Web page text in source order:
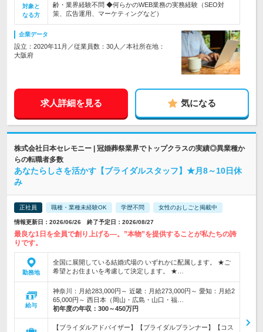
対象と
なる方
齢・業界経験不問 ◆何らかのWEB業務の実務経験（SEO対
策、広告運用、マーケティングなど）
企業データ
設立：2020年11月／従業員数：30人／本社所在地：
大阪府
求人詳細を見る 気になる
株式会社日本セレモニー | 冠婚葬祭業界でトップクラスの実績◎異業種か
らの転職者多数
あなたらしさを活かす【ブライダルスタッフ】★月8～10日休
み
正社員 職種・業種未経験OK 学歴不問 女性のおしごと掲載中
情報更新日：2026/06/26 終了予定日：2026/08/27
最良な1日を全員で創り上げる―。”本物”を提供することが私たちの誇
りです。
勤務地
全国に展開している結婚式場の いずれかに配属します。 ★ご
希望とお住まいを考慮して決定します。 ★…
給与
神奈川：月給283,000円～ 近畿：月給273,000円～ 愛知：月給2
65,000円～ 西日本（岡山・広島・山口・福…
初年度の年収： 300～450万円
【ブライダルアドバイザー】【ブライダルプランナー】【コス